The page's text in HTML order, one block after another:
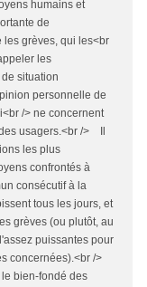
humains et
de
les grèves, qui les<br
les
situation
personnelle de
/> ne concernent
usagers.<br /> Il
les plus
confrontés à
consécutif à la
tous les jours, et
grèves (ou plutôt, au
puissantes pour
concernées).<br />
bien-fondé des